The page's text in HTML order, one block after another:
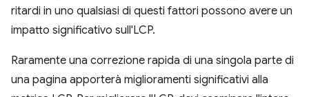
ritardi in uno qualsiasi di questi fattori possono avere un
impatto significativo sull'LCP.
Raramente una correzione rapida di una singola parte di
una pagina apporterà miglioramenti significativi alla